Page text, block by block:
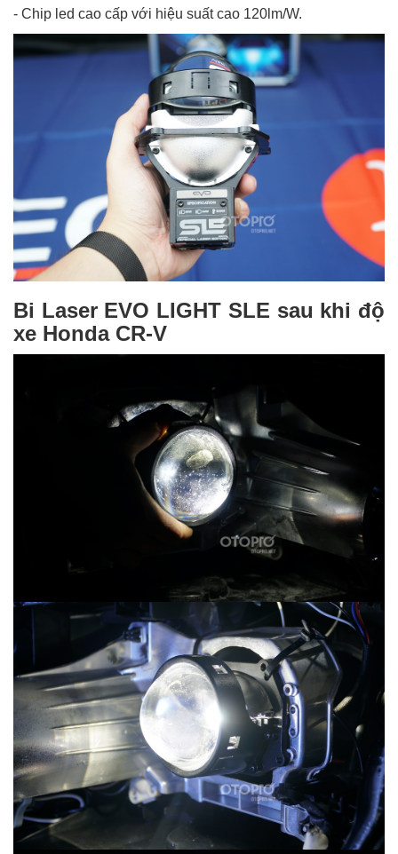
- Chip led cao cấp với hiệu suất cao 120lm/W.
Bi Laser EVO LIGHT SLE sau khi độ
xe Honda CR-V